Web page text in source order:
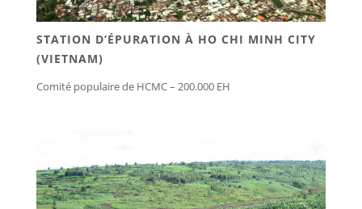
STATION D’ÉPURATION À HO CHI MINH CITY
(VIETNAM)
Comité populaire de HCMC – 200.000 EH